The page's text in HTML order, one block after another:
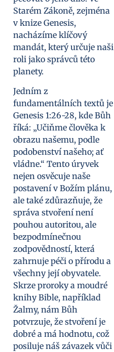
Starém Zákoně, zejména
v knize Genesis,
nacházíme klíčový
mandát, který určuje naši
roli jako správců této
planety.
Jedním z
fundamentálních textů je
Genesis 1:26-28, kde Bůh
říká: „Učiňme člověka k
obrazu našemu, podle
podobenství našeho; ať
vládne.“ Tento úryvek
nejen osvěcuje naše
postavení v Božím plánu,
ale také zdůrazňuje, že
správa stvoření není
pouhou autoritou, ale
bezpodmínečnou
zodpovědností, která
zahrnuje péči o přírodu a
všechny její obyvatele.
Skrze proroky a moudré
knihy Bible, například
Žalmy, nám Bůh
potvrzuje, že stvoření je
dobré a má hodnotu, což
posiluje náš závazek vůči